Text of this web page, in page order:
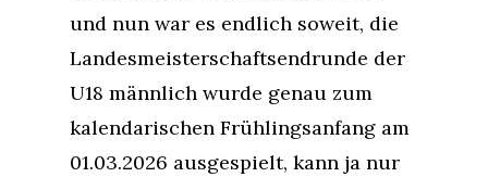
und nun war es endlich soweit, die
Landesmeisterschaftsendrunde der
U18 männlich wurde genau zum
kalendarischen Frühlingsanfang am
01.03.2026 ausgespielt, kann ja nur